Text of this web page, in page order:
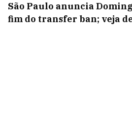
São Paulo anuncia
fim do transfer ban; veja